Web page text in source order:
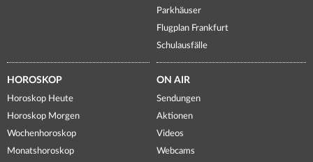
Parkhäuser
Flugplan Frankfurt
Schulausfälle
HOROSKOP
Horoskop Heute
Horoskop Morgen
Wochenhoroskop
Monatshoroskop
ON AIR
Sendungen
Aktionen
Videos
Webcams